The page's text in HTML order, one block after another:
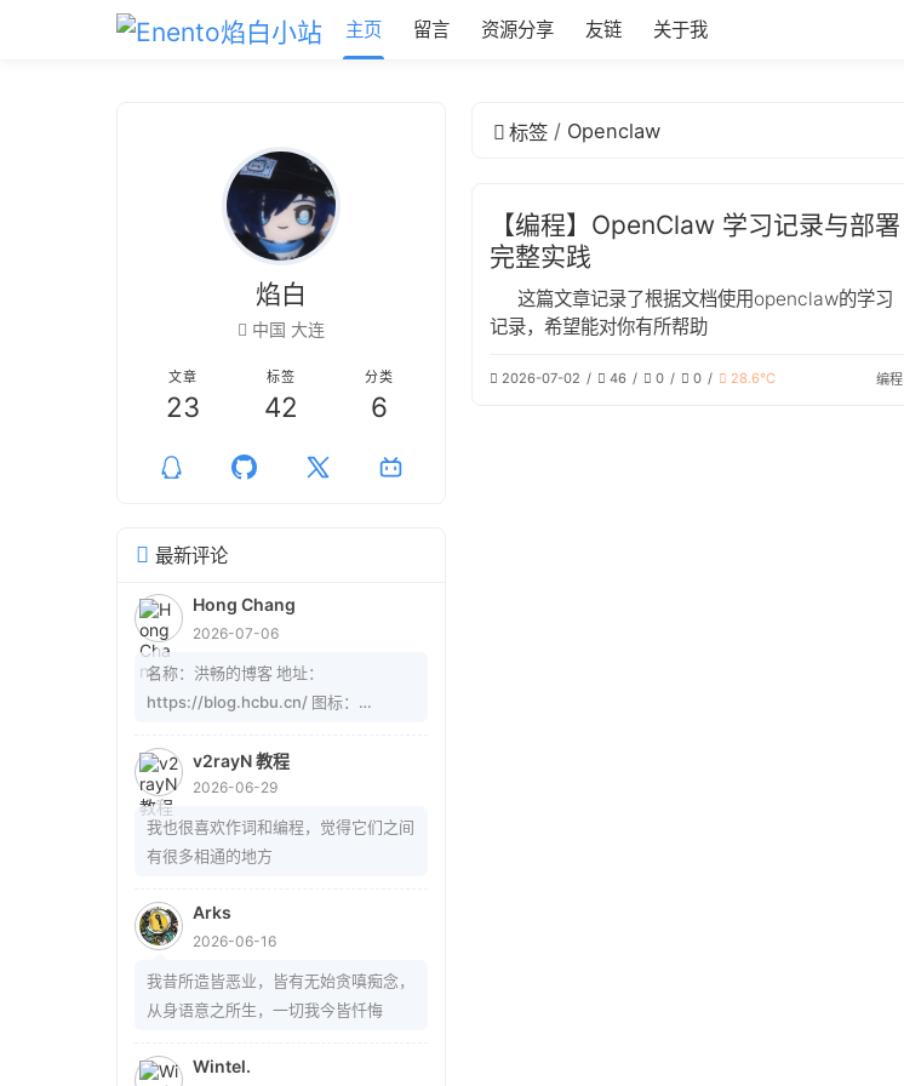
主页 留言 资源分享 友链 关于我
标签 Openclaw
【编程】OpenClaw 学习记录与部署
完整实践
这篇文章记录了根据文档使用openclaw的学习
记录，希望能对你有所帮助
2026-07-02 46 0 0 28.6℃ 编程
焰白
中国 大连
文章
23
标签
42
分类
6
最新评论
Hong Chang
2026-07-06
名称：洪畅的博客 地址：
https://blog.hcbu.cn/ 图标：
aw/master/20260607223324364.
webp 描述：想，全是问题；做，才有
答案。 订阅：
https://blog.hcbu.cn/atom.xml
v2rayN 教程
2026-06-29
我也很喜欢作词和编程，觉得它们之间
有很多相通的地方
Arks
2026-06-16
我昔所造皆恶业，皆有无始贪嗔痴念，
从身语意之所生，一切我今皆忏悔
Wintel.